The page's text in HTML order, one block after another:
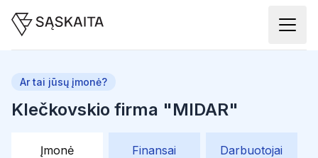
Klečkovskio firma "MIDAR"
Ar tai jūsų įmonė?
Įmonė Finansai Darbuotojai